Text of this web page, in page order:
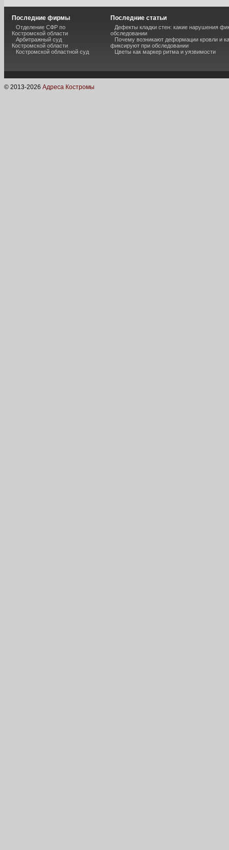
Последние фирмы
Отделение СФР по
Костромской области
Арбитражный суд
Костромской области
Костромской областной суд
Последние статьи
Дефекты кладки стен: какие нарушения
обследовании
Почему возникают деформации кровли и
фиксируют при обследовании
Цветы как маркер ритма и уязвимости
© 2013-2026 Адреса Костромы